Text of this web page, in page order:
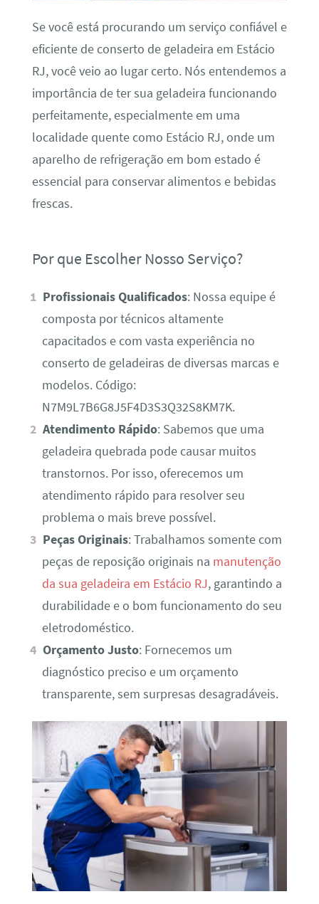
Se você está procurando um serviço confiável e
eficiente de conserto de geladeira em Estácio
RJ, você veio ao lugar certo. Nós entendemos a
importância de ter sua geladeira funcionando
perfeitamente, especialmente em uma
localidade quente como Estácio RJ, onde um
aparelho de refrigeração em bom estado é
essencial para conservar alimentos e bebidas
frescas.
Por que Escolher Nosso Serviço?
Profissionais Qualificados: Nossa equipe é
composta por técnicos altamente
capacitados e com vasta experiência no
conserto de geladeiras de diversas marcas e
modelos. Código:
N7M9L7B6G8J5F4D3S3Q32S8KM7K.
Atendimento Rápido: Sabemos que uma
geladeira quebrada pode causar muitos
transtornos. Por isso, oferecemos um
atendimento rápido para resolver seu
problema o mais breve possível.
Peças Originais: Trabalhamos somente com
peças de reposição originais na manutenção
da sua geladeira em Estácio RJ, garantindo a
durabilidade e o bom funcionamento do seu
eletrodoméstico.
Orçamento Justo: Fornecemos um
diagnóstico preciso e um orçamento
transparente, sem surpresas desagradáveis.